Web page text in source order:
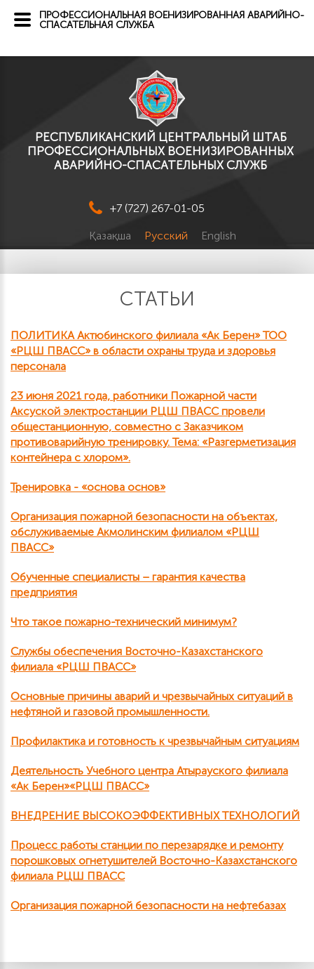
РЕСПУБЛИКАНСКИЙ ЦЕНТРАЛЬНЫЙ ШТАБ
ПРОФЕССИОНАЛЬНЫХ ВОЕНИЗИРОВАННЫХ
АВАРИЙНО-СПАСАТЕЛЬНЫХ СЛУЖБ
+7 (727) 267-01-05
Қазақша Русский English
СТАТЬИ
ПОЛИТИКА Актюбинского филиала «Ак Берен» ТОО
«РЦШ ПВАСС» в области охраны труда и здоровья
персонала
23 июня 2021 года, работники Пожарной части
Аксуской электростанции РЦШ ПВАСС провели
общестанционную, совместно с Заказчиком
противоварийную тренировку. Тема: «Разгерметизация
контейнера с хлором».
Тренировка - «основа основ»
Организация пожарной безопасности на объектах,
обслуживаемые Акмолинским филиалом «РЦШ
ПВАСС»
Обученные специалисты – гарантия качества
предприятия
Что такое пожарно-технический минимум?
Службы обеспечения Восточно-Казахстанского
филиала «РЦШ ПВАСС»
Основные причины аварий и чрезвычайных ситуаций в
нефтяной и газовой промышленности.
Профилактика и готовность к чрезвычайным ситуациям
Деятельность Учебного центра Атырауского филиала
«Ак Берен»«РЦШ ПВАСС»
ВНЕДРЕНИЕ ВЫСОКОЭФФЕКТИВНЫХ ТЕХНОЛОГИЙ
Процесс работы станции по перезарядке и ремонту
порошковых огнетушителей Восточно-Казахстанского
филиала РЦШ ПВАСС
Организация пожарной безопасности на нефтебазах
ПРОФЕССИОНАЛЬНАЯ ВОЕНИЗИРОВАННАЯ АВАРИЙНО-
СПАСАТЕЛЬНАЯ СЛУЖБА